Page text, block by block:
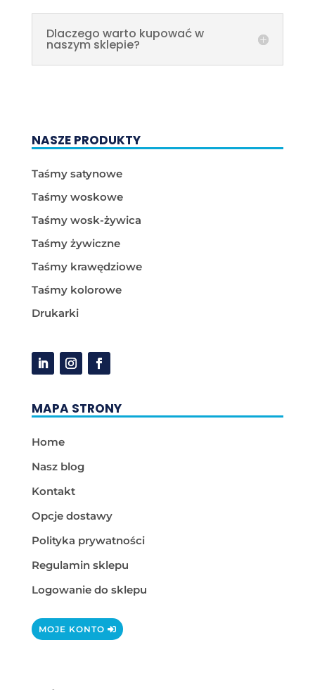
Dlaczego warto kupować w
naszym sklepie?
NASZE PRODUKTY
Taśmy satynowe
Taśmy woskowe
Taśmy wosk-żywica
Taśmy żywiczne
Taśmy krawędziowe
Taśmy kolorowe
Drukarki
MAPA STRONY
Home
Nasz blog
Kontakt
Opcje dostawy
Polityka prywatności
Regulamin sklepu
Logowanie do sklepu
MOJE KONTO